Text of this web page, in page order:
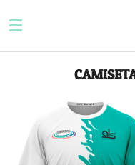
al
contenido